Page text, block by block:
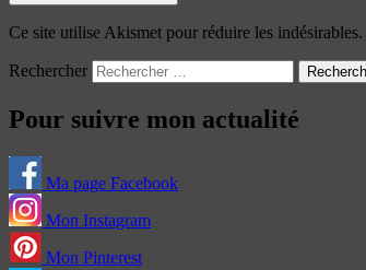
Ce site utilise Akismet pour réduire les indésirables.
Rechercher
Pour suivre mon actualité
Ma page Facebook
Mon Instagram
Mon Pinterest